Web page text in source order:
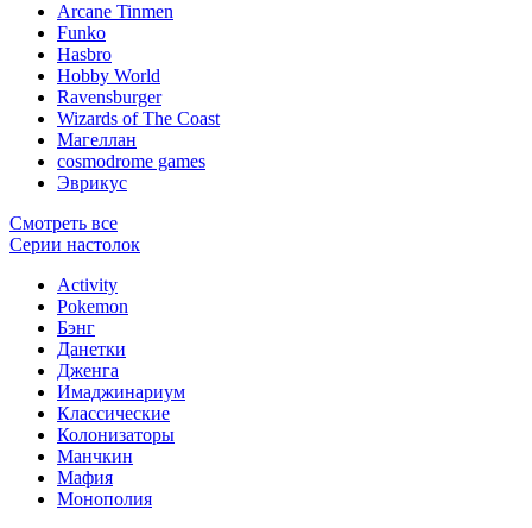
Arcane Tinmen
Funko
Hasbro
Hobby World
Ravensburger
Wizards of The Coast
Магеллан
сosmodrome games
Эврикус
Смотреть все
Серии настолок
Activity
Pokemon
Бэнг
Данетки
Дженга
Имаджинариум
Классические
Колонизаторы
Манчкин
Мафия
Монополия